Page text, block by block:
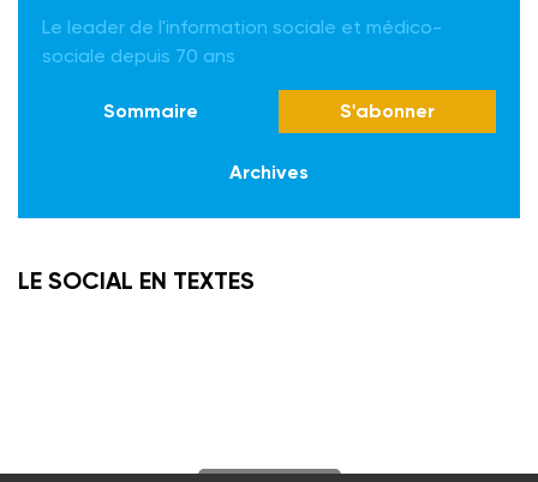
Le leader de l'information sociale et médico-
sociale depuis 70 ans
Sommaire S'abonner
Archives
LE SOCIAL EN TEXTES